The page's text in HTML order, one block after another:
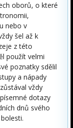
oborů, o které
nebo v
šel až k
z této
použít velmi
poznatky sdělil
a nápady
vždy
dotazy
dnů svého